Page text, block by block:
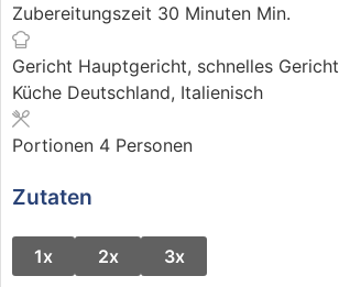
Zubereitungszeit 30 Minuten Min.
Gericht Hauptgericht, schnelles Gericht
Küche Deutschland, Italienisch
Portionen 4 Personen
Zutaten
1x 2x
3x